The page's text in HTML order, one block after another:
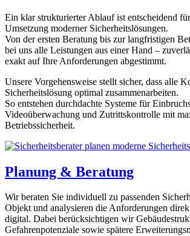
Ein klar strukturierter Ablauf ist entscheidend
Umsetzung moderner Sicherheitslösungen.
Von der ersten Beratung bis zur langfristigen
bei uns alle Leistungen aus einer Hand –
exakt auf Ihre Anforderungen abgestimmt.
Unsere Vorgehensweise stellt sicher, dass alle
Sicherheitslösung optimal zusammenarbeiten.
So entstehen durchdachte Systeme für
Videoüberwachung und Zutrittskontrolle mit
Betriebssicherheit.
Planung & Beratung
Wir beraten Sie individuell zu passenden
Objekt und analysieren die Anforderungen
digital. Dabei berücksichtigen wir
Gefahrenpotenziale sowie spätere